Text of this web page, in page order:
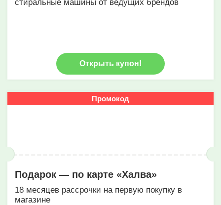
стиральные машины от ведущих брендов
Открыть купон!
Промокод
Подарок — по карте «Халва»
18 месяцев рассрочки на первую покупку в
магазине